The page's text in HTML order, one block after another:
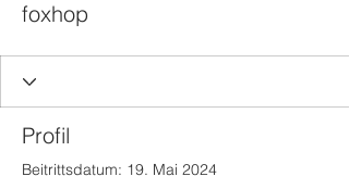
foxhop
Profil
Beitrittsdatum: 19. Mai 2024